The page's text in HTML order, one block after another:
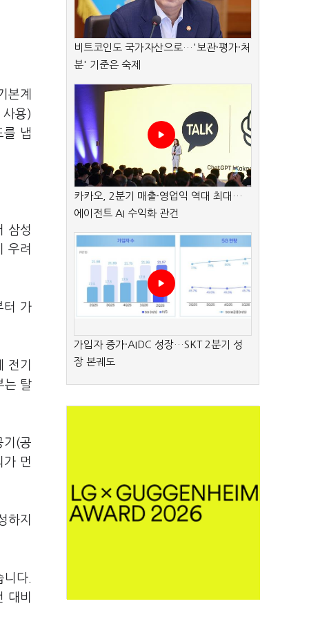
본계
용)
를 냅
삼성
우려
터 가
전기
는 탈
기(공
가 먼
하지
다.
대비
비트코인도 국가자산으로…'보관·평가·처
분' 기준은 숙제
카카오, 2분기 매출·영업익 역대 최대…
에이전트 AI 수익화 관건
가입자 증가·AIDC 성장…SKT 2분기 성
장 본궤도